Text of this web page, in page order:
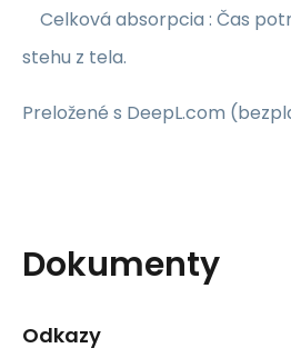
Celková absorpcia : Čas
stehu z tela.
Preložené s DeepL.com
Dokumenty
Odkazy